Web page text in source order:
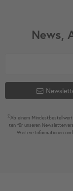
News,
2)Ab einem
ten für unseren
Weitere Infor­mationen